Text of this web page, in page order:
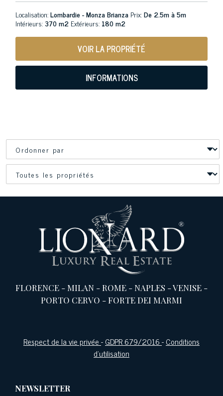
Localisation:Lombardie - Monza Brianza Prix:De 2.5m à 5m
Intérieurs:370 m2 Extérieurs: 180 m2
VOIR LA PROPRIÉTÉ
INFORMATIONS
FLORENCE -MILAN -ROME -NAPLES -VENISE -
PORTO CERVO -FORTE DEI MARMI
Respect de la vie privée-GDPR 679/2016-Conditions
d'utilisation
NEWSLETTER